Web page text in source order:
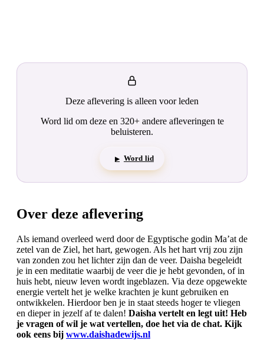
Deze aflevering is alleen voor leden
Word lid om deze en 320+ andere afleveringen te
beluisteren.
▶ Word lid
Over deze aflevering
Als iemand overleed werd door de Egyptische godin Ma’at de
zetel van de Ziel, het hart, gewogen. Als het hart vrij zou zijn
van zonden zou het lichter zijn dan de veer. Daisha begeleidt
je in een meditatie waarbij de veer die je hebt gevonden, of in
huis hebt, nieuw leven wordt ingeblazen. Via deze opgewekte
energie vertelt het je welke krachten je kunt gebruiken en
ontwikkelen. Hierdoor ben je in staat steeds hoger te vliegen
en dieper in jezelf af te dalen! Daisha vertelt en legt uit! Heb
je vragen of wil je wat vertellen, doe het via de chat. Kijk
ook eens bij www.daishadewijs.nl